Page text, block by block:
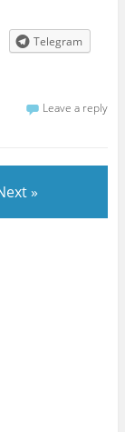
Telegram
Leave a reply
»